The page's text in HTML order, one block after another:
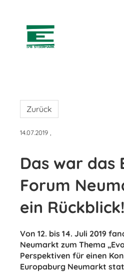
Zurück
14.07.2019
Das war das
Forum
ein Rückblick!
Von 12. bis 14. Juli 2019
Neumarkt zum Thema
Perspektiven für einen
Europaburg Neumarkt